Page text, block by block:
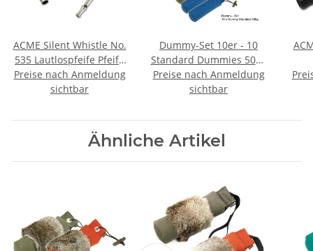
ACME Silent Whistle No.
535 Lautlospfeife Pfeife
Lautlose Hundepfeife
Preise nach Anmeldung
sichtbar
Dummy-Set 10er - 10
Standard Dummies 500g
farblich gemischt
Dummyset
Preise nach Anmeldung
sichtbar
Ähnliche Artikel